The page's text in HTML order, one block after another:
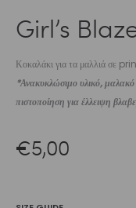
Girl’s
Κοκαλάκι για τα μαλλιά σε
*Ανακυκλώσιμο υλικό, μαλακό
πιστοποίηση για έλλειψη
€5,00